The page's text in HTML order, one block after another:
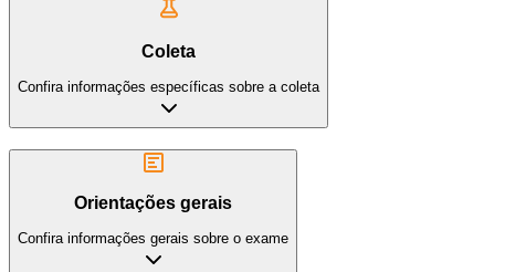
Coleta
Confira informações específicas sobre a coleta
Orientações gerais
Confira informações gerais sobre o exame